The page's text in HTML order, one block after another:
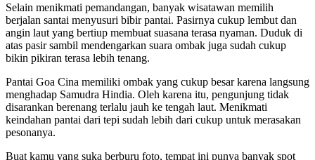
Selain menikmati pemandangan, banyak wisatawan memilih
berjalan santai menyusuri bibir pantai. Pasirnya cukup lembut dan
angin laut yang bertiup membuat suasana terasa nyaman. Duduk di
atas pasir sambil mendengarkan suara ombak juga sudah cukup
bikin pikiran terasa lebih tenang.
Pantai Goa Cina memiliki ombak yang cukup besar karena langsung
menghadap Samudra Hindia. Oleh karena itu, pengunjung tidak
disarankan berenang terlalu jauh ke tengah laut. Menikmati
keindahan pantai dari tepi sudah lebih dari cukup untuk merasakan
pesonanya.
Buat kamu yang suka berburu foto, tempat ini punya banyak spot